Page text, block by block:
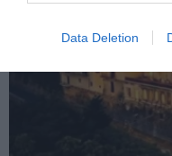
Data Deletion